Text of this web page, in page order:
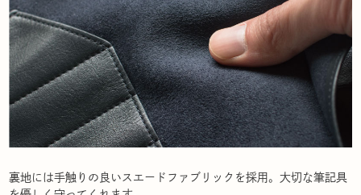
裏地には手触りの良いスエードファブリックを採用。大切な筆記具